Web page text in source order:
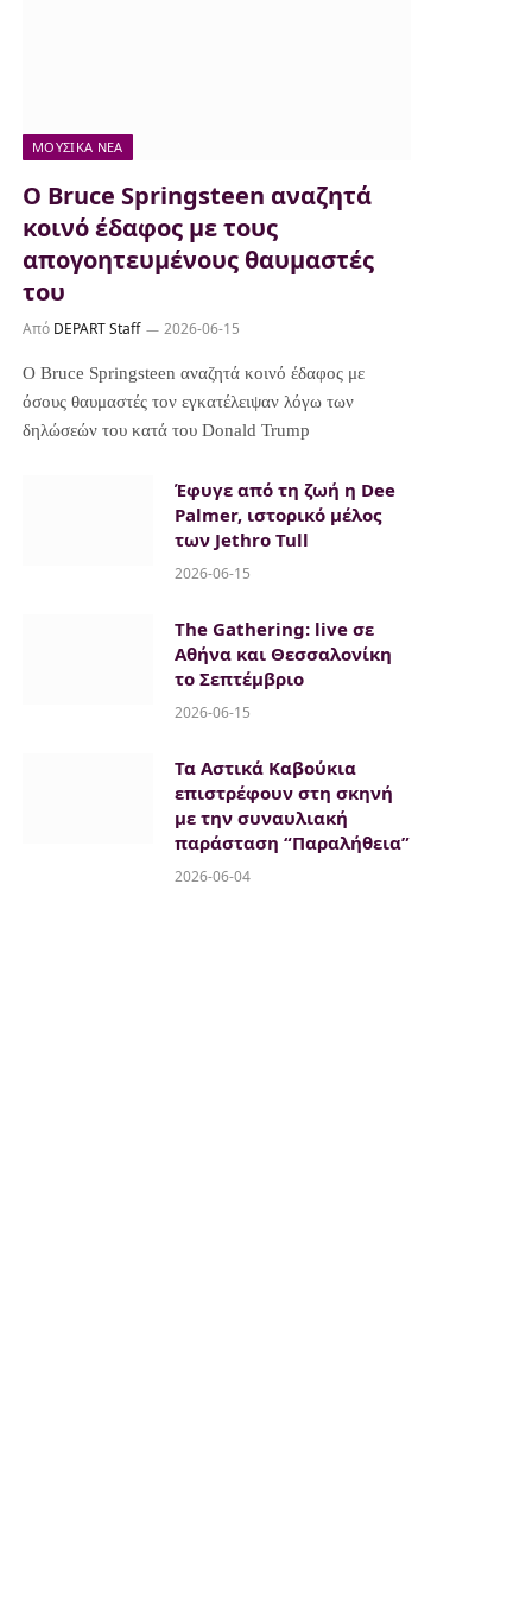
ΜΟΥΣΙΚΆ ΝΈΑ
Ο Bruce Springsteen αναζητά
κοινό έδαφος με τους
απογοητευμένους θαυμαστές
του
Από DEPART Staff 2026-06-15
Ο Bruce Springsteen αναζητά κοινό έδαφος με
όσους θαυμαστές τον εγκατέλειψαν λόγω των
δηλώσεών του κατά του Donald Trump
Έφυγε από τη ζωή η Dee
Palmer, ιστορικό μέλος
των Jethro Tull
2026-06-15
The Gathering: live σε
Αθήνα και Θεσσαλονίκη
το Σεπτέμβριο
2026-06-15
Τα Αστικά Καβούκια
επιστρέφουν στη σκηνή
με την συναυλιακή
παράσταση “Παραλήθεια”
2026-06-04